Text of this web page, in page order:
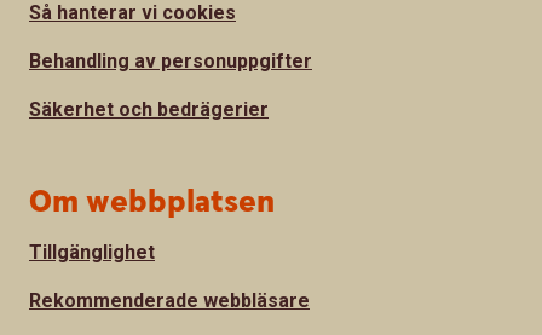
Så hanterar vi cookies
Behandling av personuppgifter
Säkerhet och bedrägerier
Om webbplatsen
Tillgänglighet
Rekommenderade webbläsare